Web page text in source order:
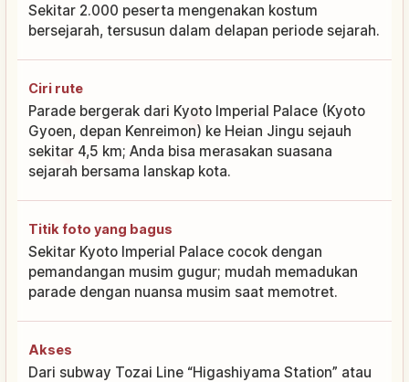
Sekitar 2.000 peserta mengenakan kostum
bersejarah, tersusun dalam delapan periode sejarah.
Ciri rute
Parade bergerak dari Kyoto Imperial Palace (Kyoto
Gyoen, depan Kenreimon) ke Heian Jingu sejauh
sekitar 4,5 km; Anda bisa merasakan suasana
sejarah bersama lanskap kota.
Titik foto yang bagus
Sekitar Kyoto Imperial Palace cocok dengan
pemandangan musim gugur; mudah memadukan
parade dengan nuansa musim saat memotret.
Akses
Dari subway Tozai Line “Higashiyama Station” atau